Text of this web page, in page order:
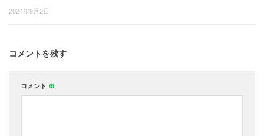
2024年9月2日
コメントを残す
コメント ※